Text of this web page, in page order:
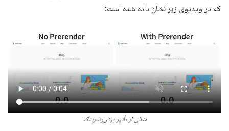
که در ویدیوی زیر نشان داده شده است:
مثالی از تأثیر پیش‌رندرینگ.